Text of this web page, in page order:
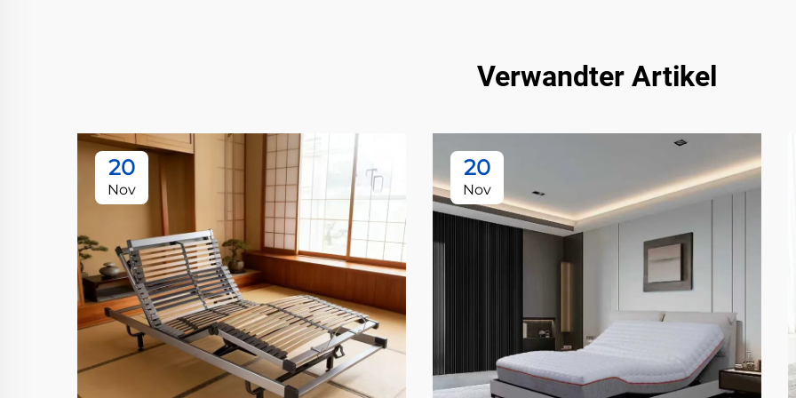
Verwandter Artikel
20
Nov
20
Nov